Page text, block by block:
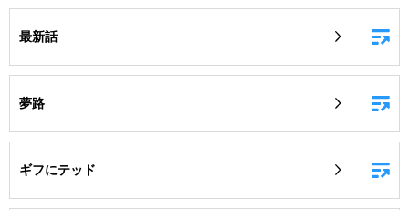
DAMの新曲・ランキングなど
自宅でカラオケ歌い放題！
最新話
夢路
ギフにテッド